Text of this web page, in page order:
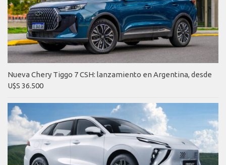
Nueva Chery Tiggo 7 CSH: lanzamiento en Argentina, desde
U$S 36.500